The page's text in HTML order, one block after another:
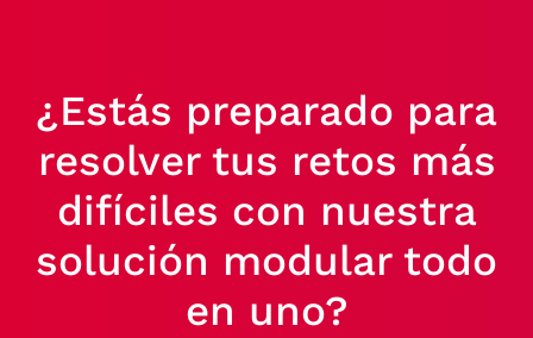
¿Estás preparado para
resolver tus retos más
difíciles con nuestra
solución modular todo
en uno?